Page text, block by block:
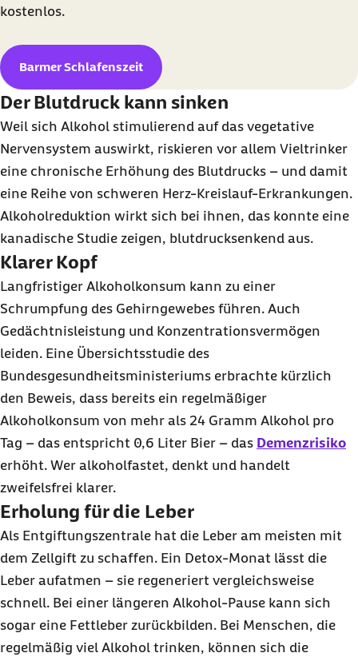
kostenlos.
Barmer Schlafenszeit
Der Blutdruck kann sinken
Weil sich Alkohol stimulierend auf das vegetative
Nervensystem auswirkt, riskieren vor allem Vieltrinker
eine chronische Erhöhung des Blutdrucks – und damit
eine Reihe von schweren Herz-Kreislauf-Erkrankungen.
Alkoholreduktion wirkt sich bei ihnen, das konnte eine
kanadische Studie zeigen, blutdrucksenkend aus.
Klarer Kopf
Langfristiger Alkoholkonsum kann zu einer
Schrumpfung des Gehirngewebes führen. Auch
Gedächtnisleistung und Konzentrationsvermögen
leiden. Eine Übersichtsstudie des
Bundesgesundheitsministeriums erbrachte kürzlich
den Beweis, dass bereits ein regelmäßiger
Alkoholkonsum von mehr als 24 Gramm Alkohol pro
Tag – das entspricht 0,6 Liter Bier – das Demenzrisiko
erhöht. Wer alkoholfastet, denkt und handelt
zweifelsfrei klarer.
Erholung für die Leber
Als Entgiftungszentrale hat die Leber am meisten mit
dem Zellgift zu schaffen. Ein Detox-Monat lässt die
Leber aufatmen – sie regeneriert vergleichsweise
schnell. Bei einer längeren Alkohol-Pause kann sich
sogar eine Fettleber zurückbilden. Bei Menschen, die
regelmäßig viel Alkohol trinken, können sich die